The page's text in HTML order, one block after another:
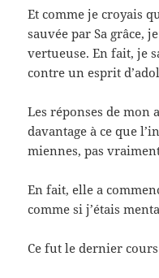
Et comme je croyais
sauvée par Sa grâce,
vertueuse. En fait, je
contre un esprit
Les réponses de mon
davantage à ce que
miennes, pas
En fait, elle a
comme si j’étais
Ce fut le dernier